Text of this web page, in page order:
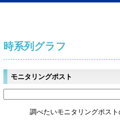
時系列グラフ
モニタリングポスト
調べたいモニタリングポス